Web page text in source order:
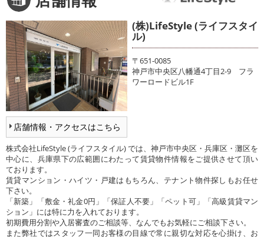
店舗情報・アクセスはこちら
(株)LifeStyle (ライフスタイ
ル)
〒651-0085
神戸市中央区八幡通4丁目2-9 フラ
ワーロードビル1F
株式会社LifeStyle (ライフスタイル) では、神戸市中央区・兵庫区・灘区を
中心に、兵庫県下の広範囲にわたって賃貸物件情報をご提供させて頂い
ております。
賃貸マンション・ハイツ・戸建はもちろん、テナント物件探しもお任せ
下さい。
「新築」「敷金・礼金0円」「保証人不要」「ペット可」「高級賃貸マン
ション」には特に力を入れております。
初期費用分割や入居審査のご相談等、なんでもお気軽にご相談下さい。
また弊社ではスタッフ一同お客様の目線で常に親切な対応を心掛け、お